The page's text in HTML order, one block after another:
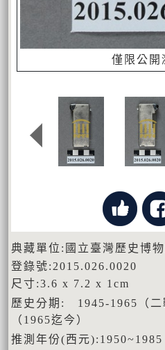
僅限公開
典藏單位:國立臺灣歷史博物
登錄號:2015.026.0020
尺寸:3.6 x 7.2 x 1cm
歷史分期: 1945-1965（
（1965迄今）
推測年份(西元):1950~1985